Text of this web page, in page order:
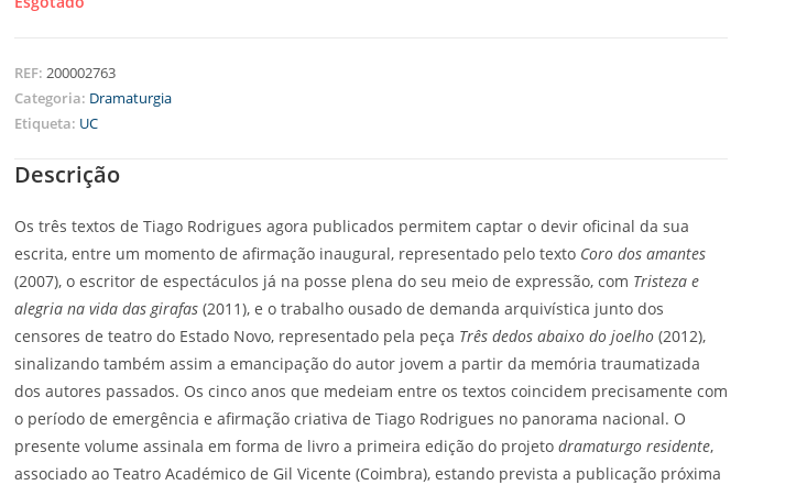
REF: 200002763
Categoria: Dramaturgia
Etiqueta: UC
Descrição
Os três textos de Tiago Rodrigues agora publicados permitem captar o devir oficinal da sua
escrita, entre um momento de afirmação inaugural, representado pelo texto Coro dos amantes
(2007), o escritor de espectáculos já na posse plena do seu meio de expressão, com Tristeza e
alegria na vida das girafas (2011), e o trabalho ousado de demanda arquivística junto dos
censores de teatro do Estado Novo, representado pela peça Três dedos abaixo do joelho (2012),
sinalizando também assim a emancipação do autor jovem a partir da memória traumatizada
dos autores passados. Os cinco anos que medeiam entre os textos coincidem precisamente com
o período de emergência e afirmação criativa de Tiago Rodrigues no panorama nacional. O
presente volume assinala em forma de livro a primeira edição do projeto dramaturgo residente,
associado ao Teatro Académico de Gil Vicente (Coimbra), estando prevista a publicação próxima